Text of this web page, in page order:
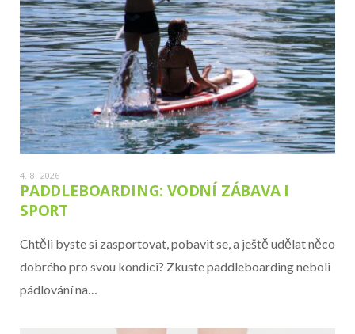
4. 8. 2026
PADDLEBOARDING: VODNÍ ZÁBAVA I
SPORT
Chtěli byste si zasportovat, pobavit se, a ještě udělat něco
dobrého pro svou kondici? Zkuste paddleboarding neboli
pádlování na…